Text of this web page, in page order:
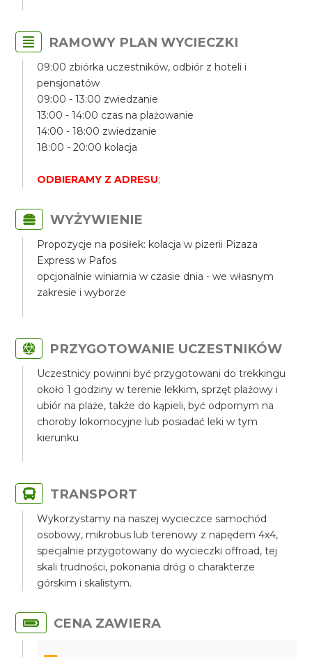
RAMOWY PLAN WYCIECZKI
09:00 zbiórka uczestników, odbiór z hoteli i
pensjonatów
09:00 - 13:00 zwiedzanie
13:00 - 14:00 czas na plażowanie
14:00 - 18:00 zwiedzanie
18:00 - 20:00 kolacja
ODBIERAMY Z ADRESU;
WYŻYWIENIE
Propozycje na posiłek: kolacja w pizerii Pizaza
Express w Pafos
opcjonalnie winiarnia w czasie dnia - we własnym
zakresie i wyborze
PRZYGOTOWANIE UCZESTNIKÓW
Uczestnicy powinni być przygotowani do trekkingu
około 1 godziny w terenie lekkim, sprzęt plażowy i
ubiór na plaże, także do kąpieli, być odpornym na
choroby lokomocyjne lub posiadać leki w tym
kierunku
TRANSPORT
Wykorzystamy na naszej wycieczce samochód
osobowy, mikrobus lub terenowy z napędem 4x4,
specjalnie przygotowany do wycieczki offroad, tej
skali trudności, pokonania dróg o charakterze
górskim i skalistym.
CENA ZAWIERA